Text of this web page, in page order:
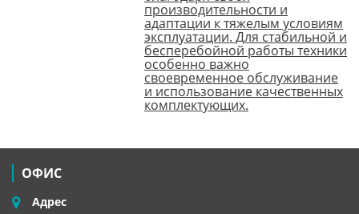
производительности и
адаптации к тяжелым условиям
эксплуатации. Для стабильной и
бесперебойной работы техники
особенно важно
своевременное обслуживание
и использование качественных
комплектующих.
ОФИС
Адрес